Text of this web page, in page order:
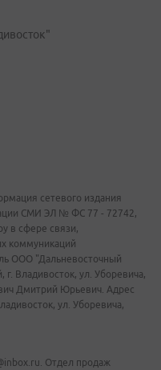
сетевого издания
СМИ ЭЛ № ФС 77 - 72742,
в сфере связи,
коммуникаций
ООО "Дальневосточный
Владивосток, ул. Уборевича,
Дмитрий Юрьевич. Адрес
ул. Уборевича,
Отдел продаж